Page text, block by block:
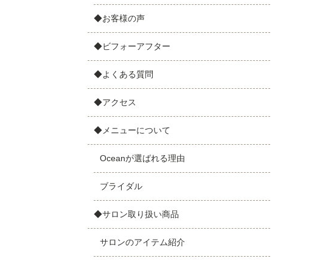
◆お客様の声
◆ビフォーアフター
◆よくある質問
◆アクセス
◆メニューについて
Oceanが選ばれる理由
ブライダル
◆サロン取り扱い商品
サロンのアイテム紹介